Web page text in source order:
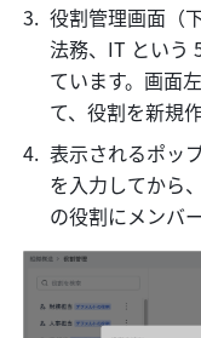
役割管理画面（
法務、IT という
ています。画面
て、役割を新規
表示されるポッ
を入力してから
の役割にメンバ